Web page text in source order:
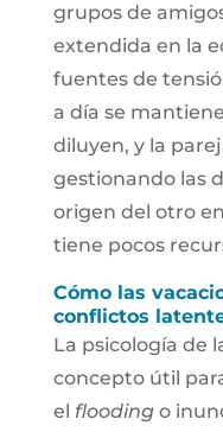
grupos de
extendida en la
fuentes de
a día se
diluyen, y la
gestionando las
origen del otro
tiene pocos
Cómo las
conflictos
La psicología de
concepto útil
el floodingo